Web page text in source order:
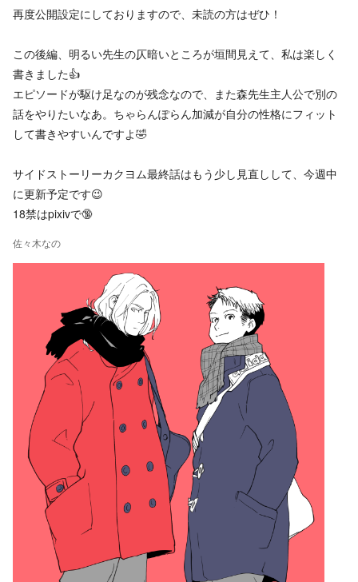
再度公開設定にしておりますので、未読の方はぜひ！
この後編、明るい先生の仄暗いところが垣間見えて、私は楽しく
書きました👍
エピソードが駆け足なのが残念なので、また森先生主人公で別の
話をやりたいなあ。ちゃらんぽらん加減が自分の性格にフィット
して書きやすいんですよ🤣
サイドストーリーカクヨム最終話はもう少し見直しして、今週中
に更新予定です😉
18禁はpixivで🔞
佐々木なの